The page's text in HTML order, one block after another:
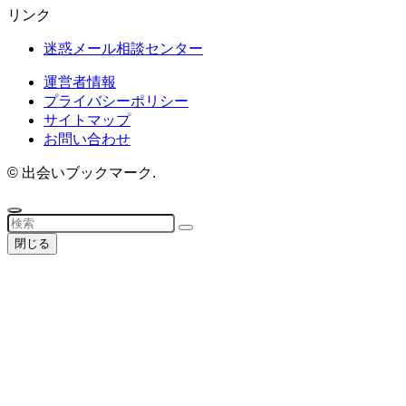
リンク
迷惑メール相談センター
運営者情報
プライバシーポリシー
サイトマップ
お問い合わせ
© 出会いブックマーク.
閉じる